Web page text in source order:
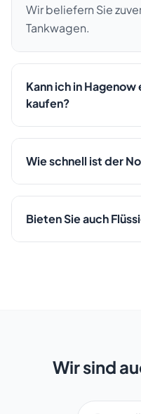
Wir beliefern Sie
Tankwagen.
Kann ich in
kaufen?
Wie schnell ist der
Bieten Sie auch
Wir sind